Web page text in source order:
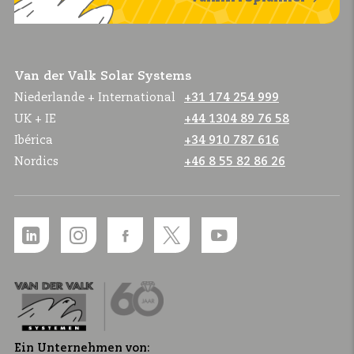
Van der Valk Solar Systems
Niederlande + International
+31 174 254 999
UK + IE
+44 1304 89 76 58
Ibérica
+34 910 787 616
Nordics
+46 8 55 82 86 26
Ein Unternehmen von: